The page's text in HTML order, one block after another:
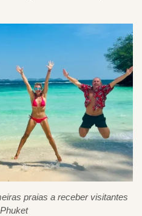
praias a receber visitantes